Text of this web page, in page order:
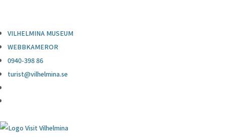
VILHELMINA MUSEUM
WEBBKAMEROR
0940-398 86
turist@vilhelmina.se